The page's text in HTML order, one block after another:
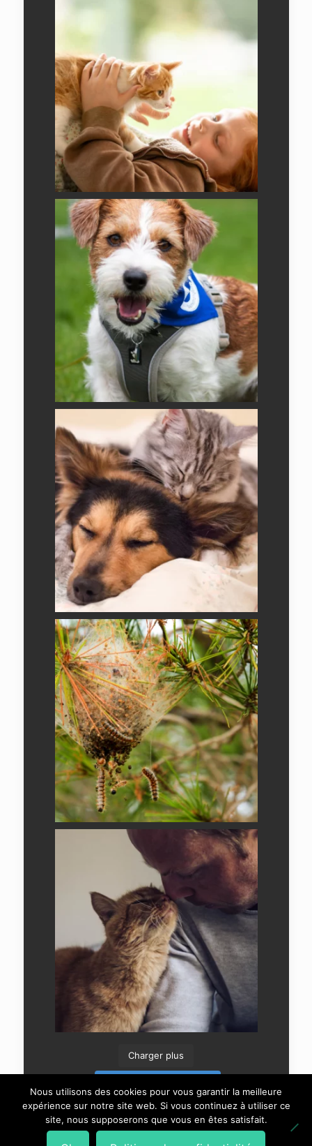
Charger plus
Nous utilisons des cookies pour vous garantir la meilleure
expérience sur notre site web. Si vous continuez à utiliser ce
site, nous supposerons que vous en êtes satisfait.